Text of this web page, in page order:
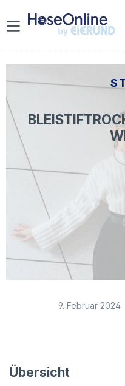
Zum Hauptinhalt springen
9. Februar 2024
Übersicht